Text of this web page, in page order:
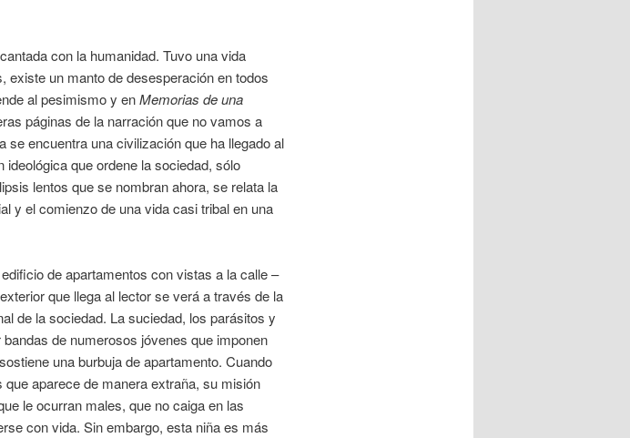
con la humanidad. Tuvo una vida
existe un manto de desesperación en todos
al pesimismo y enMemorias de una
páginas de la narración que no vamos a
encuentra una civilización que ha llegado al
que ordene la sociedad, sólo
lentos que se nombran ahora, se relata la
y el comienzo de una vida casi tribal en una
de apartamentos con vistas a la calle –
que llega al lector se verá a través de la
de la sociedad. La suciedad, los parásitos y
de numerosos jóvenes que imponen
una burbuja de apartamento. Cuando
aparece de manera extraña, su misión
le ocurran males, que no caiga en las
con vida. Sin embargo, esta niña es más